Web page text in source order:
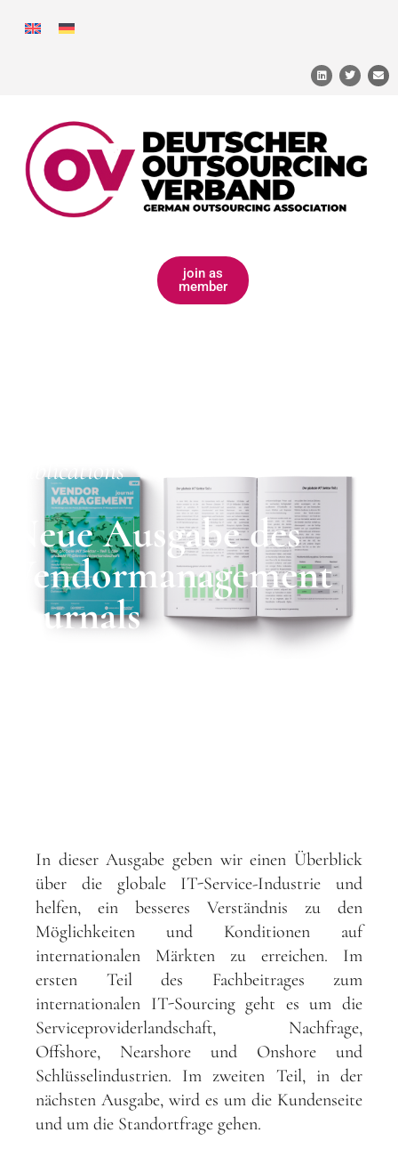
join as
member
Publications
Neue Ausgabe des
Vendormanagement
Journals
In dieser Ausgabe geben wir einen Überblick
über die globale IT-Service-Industrie und
helfen, ein besseres Verständnis zu den
Möglichkeiten und Konditionen auf
internationalen Märkten zu erreichen. Im
ersten Teil des Fachbeitrages zum
internationalen IT-Sourcing geht es um die
Serviceproviderlandschaft, Nachfrage,
Offshore, Nearshore und Onshore und
Schlüsselindustrien. Im zweiten Teil, in der
nächsten Ausgabe, wird es um die Kundenseite
und um die Standortfrage gehen.